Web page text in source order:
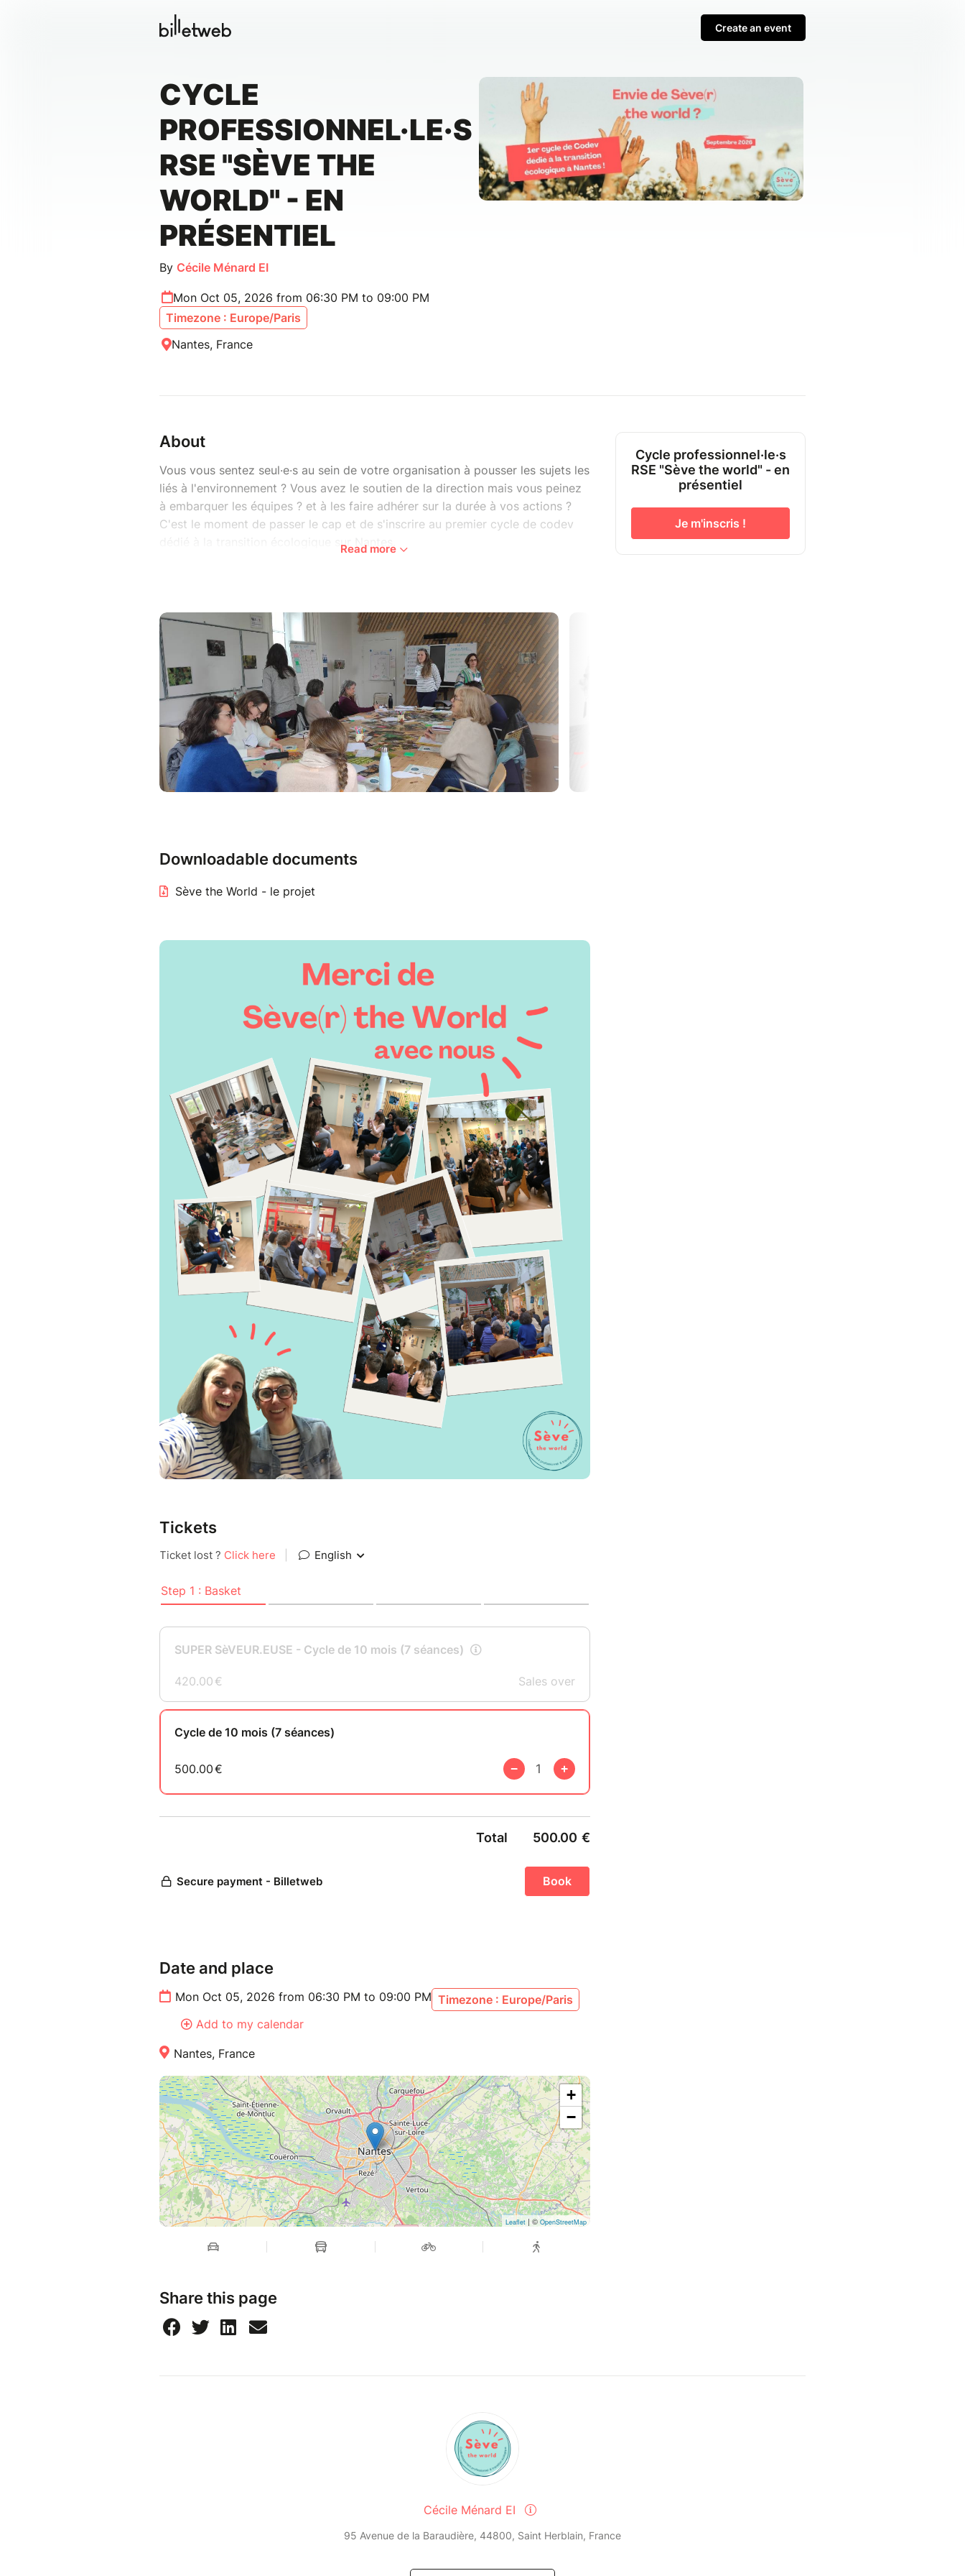
Create an event
CYCLE
PROFESSIONNEL·LE·S
RSE "SÈVE THE
WORLD" - EN
PRÉSENTIEL
By Cécile Ménard EI
Mon Oct 05, 2026 from 06:30 PM to 09:00 PM
Timezone : Europe/Paris
Nantes, France
About
Vous vous sentez seul·e·s au sein de votre organisation à pousser les sujets les
liés à l'environnement ? Vous avez le soutien de la direction mais vous peinez
à embarquer les équipes ? et à les faire adhérer sur la durée à vos actions ?
C'est le moment de passer le cap et de s'inscrire au premier cycle de codev
dédié à la transition écologique sur Nantes.
freelance.
C'est PAR qui ?
Cécile
Célinesont deux professionnelles engagées à la fois dans la
transition environnementale et dans la transition écologique. Elles ont créé
ensemble Sève the world ! pour ... sauver le monde bien sûr !
COMMENT?
Un cycle de Codev constitué de 7 séances sur 10 mois.
Une séance dure 2h30.
Le codéveloppement professionnel est une technique d’intelligence collective
qui rassemble des participant.e.s autour d’un dénominateur commun, pour
constituent un cycle. Chaque séance se déroule selon un processus à la fois
Les participant.e.s arrivent à chaque séance avec un sujet qui les anime
et le groupe choisit de se concentrer sur un seul d’entre eux. Pour autant,
chacun.e repart avec de nombreuses pépites en poche, et une furieuse envie
Read more
Downloadable documents
Sève the World - le projet
Tickets
Date and place
Mon Oct 05, 2026 from 06:30 PM to 09:00 PM Timezone : Europe/Paris
Add to my calendar
Nantes, France
+
−
Leaflet | © OpenStreetMap
Share this page
Cycle professionnel·le·s
RSE "Sève the world" - en
présentiel
Je m'inscris !
Cécile Ménard EI
95 Avenue de la Baraudière, 44800, Saint Herblain, France